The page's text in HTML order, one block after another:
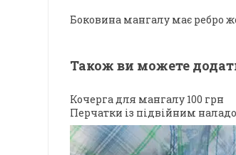
Боковина мангалу має ребро
Також ви можете
Кочерга для мангалу 100 грн
Перчатки із підвійним